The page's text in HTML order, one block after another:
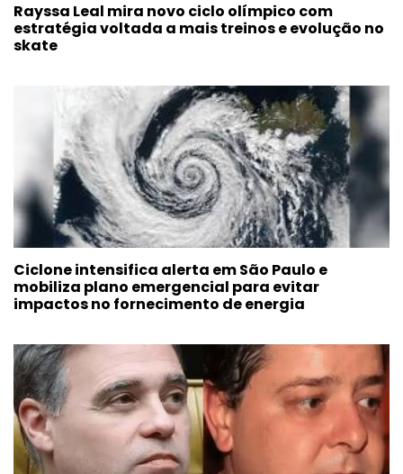
Rayssa Leal mira novo ciclo olímpico com
estratégia voltada a mais treinos e evolução no
skate
Ciclone intensifica alerta em São Paulo e
mobiliza plano emergencial para evitar
impactos no fornecimento de energia